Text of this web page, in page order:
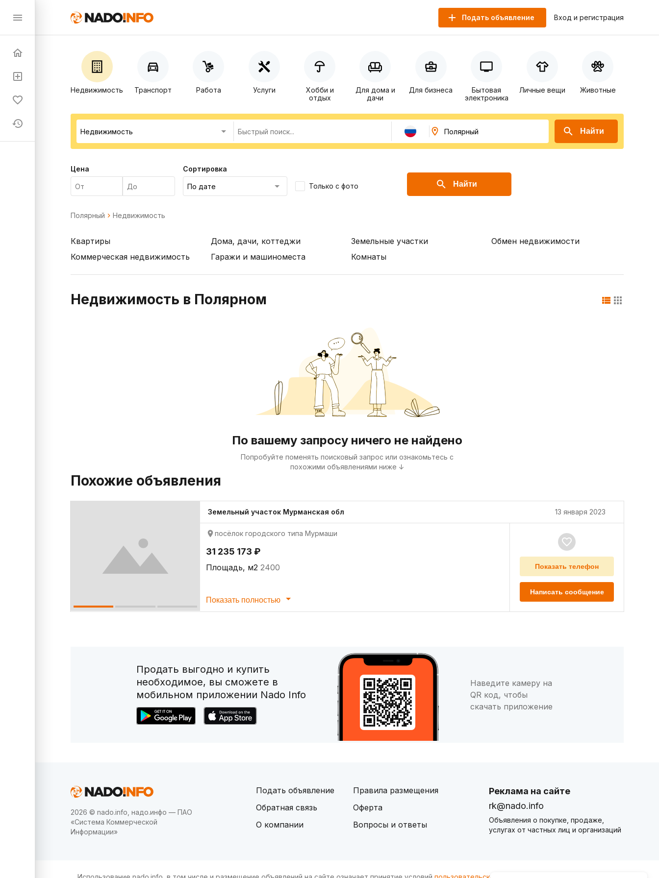
Подать объявление Вход и регистрация
Недвижимость Транспорт Работа Услуги
Хобби и
отдых
Для дома и
дачи
Для бизнеса
Бытовая
электроника
Личные вещи Животные
Найти
Цена Сортировка
Только с фото Найти
Полярный Недвижимость
Квартиры
Коммерческая недвижимость
Дома, дачи, коттеджи
Гаражи и машиноместа
Земельные участки
Комнаты
Обмен недвижимости
Недвижимость в Полярном
По вашему запросу ничего не найдено
Попробуйте поменять поисковый запрос или ознакомьтесь с
похожими объявлениями ниже ↓
Похожие объявления
Земельный участок Мурманская обл 13 января 2023
посёлок городского типа Мурмаши
31 235 173 ₽
Площадь, м2 2400
Показать полностью
Показать телефон
Написать сообщение
Продать выгодно и купить
необходимое, вы сможете в
мобильном приложении Nado Info
Наведите камеру на
QR код, чтобы
скачать приложение
2026 © nado.info, надо.инфо — ПАО
«Система Коммерческой
Информации»
Подать объявление
Обратная связь
О компании
Правила размещения
Оферта
Вопросы и ответы
Реклама на сайте
rk@nado.info
Объявления о покупке, продаже,
услугах от частных лиц и организаций